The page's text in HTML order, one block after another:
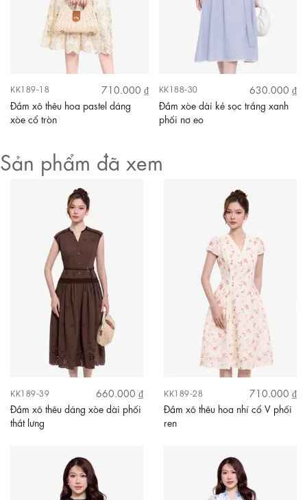
KK189-18
710.000 ₫
Đầm xô thêu hoa pastel dáng
xòe cổ tròn
KK188-30
630.000 ₫
Đầm xòe dài kẻ sọc trắng xanh
phối nơ eo
Sản phẩm đã xem
KK189-39
660.000 ₫
Đầm xô thêu dáng xòe dài phối
thắt lưng
KK189-28
710.000 ₫
Đầm xô thêu hoa nhí cổ V phối
ren